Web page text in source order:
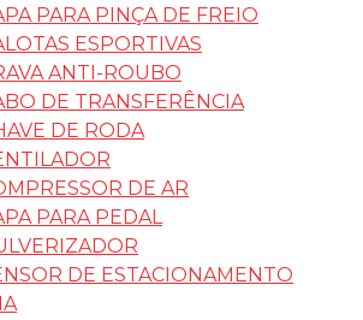
PARA PINÇA DE FREIO
ESPORTIVAS
ANTI-ROUBO
DE TRANSFERÊNCIA
DE RODA
DE AR
PARA PEDAL
DE ESTACIONAMENTO